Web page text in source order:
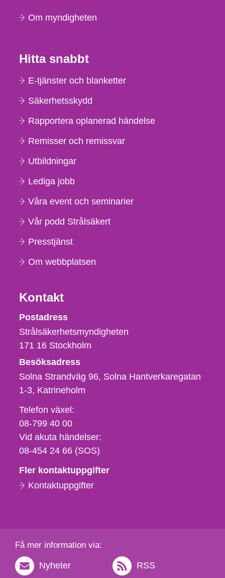
Om myndigheten
Hitta snabbt
E-tjänster och blanketter
Säkerhetsskydd
Rapportera oplanerad händelse
Remisser och remissvar
Utbildningar
Lediga jobb
Våra event och seminarier
Vår podd Strålsäkert
Presstjänst
Om webbplatsen
Kontakt
Strålsäkerhetsmyndigheten
Postadress
Strålsäkerhetsmyndigheten
171 16 Stockholm
Besöksadress
Solna Strandväg 96, Solna Hantverkaregatan
1-3 Katrineholm
Telefon,
fax
och
e-
Telefon växel:
08-799 40 00
Vid akuta händelser:
08-454 24 66 (SOS)
Fler kontaktuppgifter
Kontaktuppgifter
Få mer information via:
Nyheter RSS